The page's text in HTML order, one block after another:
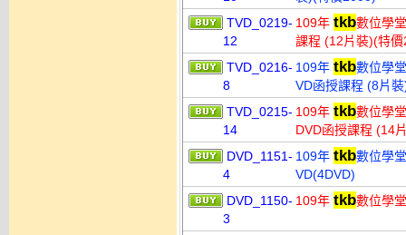
TVD_0219-
12
109年 tkb數位學
課程 (12片裝)(特
TVD_0216-
8
109年 tkb數位學
VD函授課程 (8片
TVD_0215-
14
109年 tkb數位學
DVD函授課程 (14
DVD_1151-
4
109年 tkb數位學
VD(4DVD)
DVD_1150-
3
109年 tkb數位學